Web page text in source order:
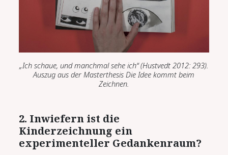
„Ich schaue, und manchmal sehe ich“ (Hustvedt 2012: 293).
Auszug aus der Masterthesis Die Idee kommt beim
Zeichnen.
2. Inwiefern ist die
Kinderzeichnung ein
experimenteller Gedankenraum?